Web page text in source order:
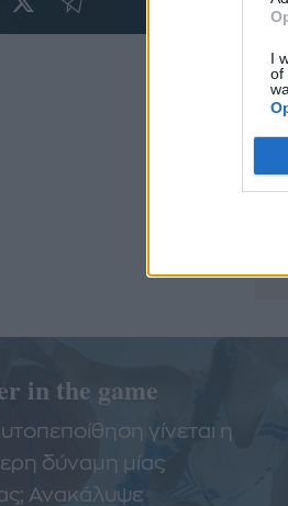
I
of
in the game
γίνεται η
δύναμη μίας
Ανακάλυψε